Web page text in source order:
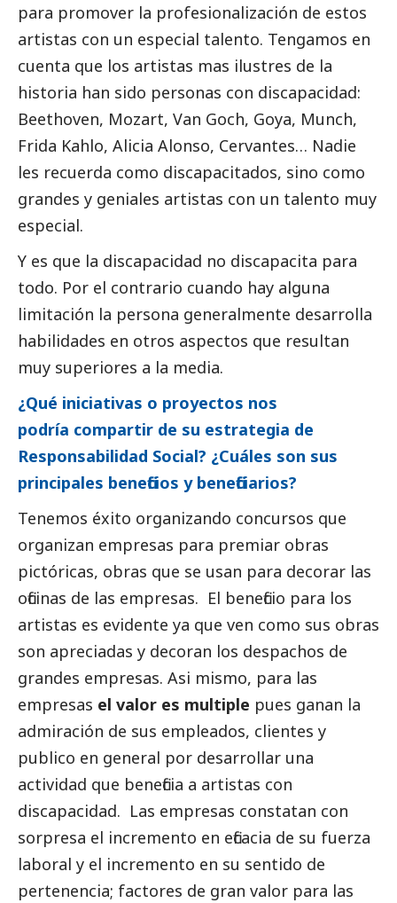
para promover la profesionalización de estos
artistas con un especial talento. Tengamos en
cuenta que los artistas mas ilustres de la
historia han sido personas con discapacidad:
Beethoven, Mozart, Van Goch, Goya, Munch,
Frida Kahlo, Alicia Alonso, Cervantes… Nadie
les recuerda como discapacitados, sino como
grandes y geniales artistas con un talento muy
especial.
Y es que la discapacidad no discapacita para
todo. Por el contrario cuando hay alguna
limitación la persona generalmente desarrolla
habilidades en otros aspectos que resultan
muy superiores a la media.
¿Qué iniciativas o proyectos nos
podría compartir de su estrategia de
Responsabilidad Social? ¿Cuáles son sus
principales beneficios y beneficiarios?
Tenemos éxito organizando concursos que
organizan empresas para premiar obras
pictóricas, obras que se usan para decorar las
oficinas de las empresas. El beneficio para los
artistas es evidente ya que ven como sus obras
son apreciadas y decoran los despachos de
grandes empresas. Asi mismo, para las
empresas el valor es multiple pues ganan la
admiración de sus empleados, clientes y
publico en general por desarrollar una
actividad que beneficia a artistas con
discapacidad. Las empresas constatan con
sorpresa el incremento en eficacia de su fuerza
laboral y el incremento en su sentido de
pertenencia; factores de gran valor para las